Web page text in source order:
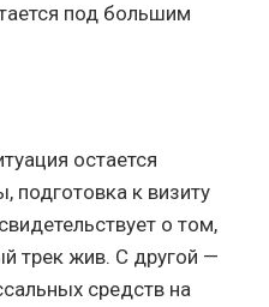
под большим
остается
подготовка к визиту
о том,
трек жив. С другой —
средств на